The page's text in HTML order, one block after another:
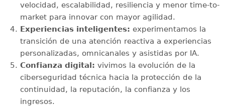
velocidad, escalabilidad, resiliencia y menor time-to-
market para innovar con mayor agilidad.
Experiencias inteligentes: experimentamos la
transición de una atención reactiva a experiencias
personalizadas, omnicanales y asistidas por IA.
Confianza digital: vivimos la evolución de la
ciberseguridad técnica hacia la protección de la
continuidad, la reputación, la confianza y los
ingresos.